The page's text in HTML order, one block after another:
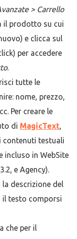
> Carrello
il prodotto su cui
e clicca sul
per accedere
.
tutte le
nome, prezzo,
Per creare le
di MagicText,
contenuti testuali
incluso in WebSite
e Agency).
la descrizione del
il testo comporsi
che per il